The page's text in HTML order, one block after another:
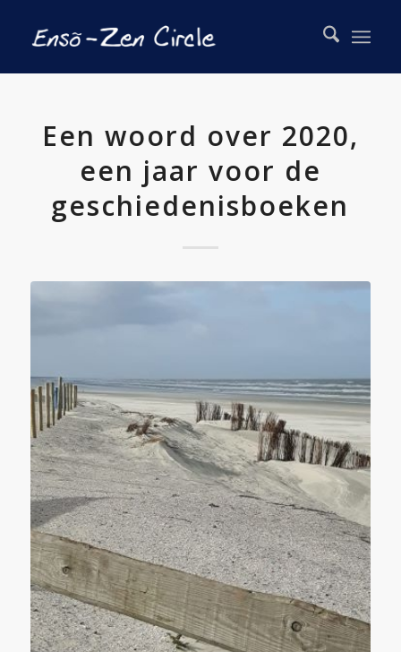
Een woord over 2020,
een jaar voor de
geschiedenisboeken